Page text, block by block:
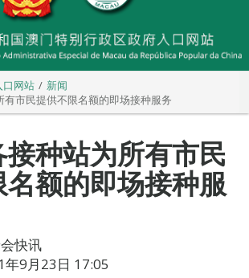
口网站
新闻
有市民提供不限名额的即场接种服务
种站为所有市民
额的即场接种服
快讯
年9月23日 17:05